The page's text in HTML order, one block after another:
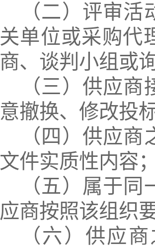
（二） 评审活
关单位或采购代
商、谈判小组或
（三） 供应商
意撤换、修改投
（ 四 ） 供应商
文件实质性内容
（五） 属于同
应商按照该组织
（六 ） 供应